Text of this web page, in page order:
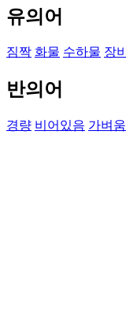
유의어
짐짝 화물 수하물 장비
반의어
경량 비어있음 가벼움